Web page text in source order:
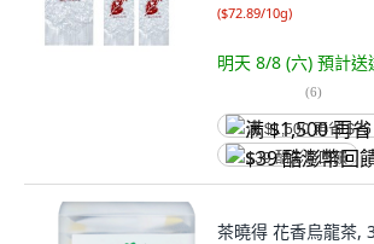
($72.89/10g)
明天 8/8 (六) 預計送
(6)
满 $1,500 再省
$39 酷澎幣回饋
茶曉得 花香烏龍茶,